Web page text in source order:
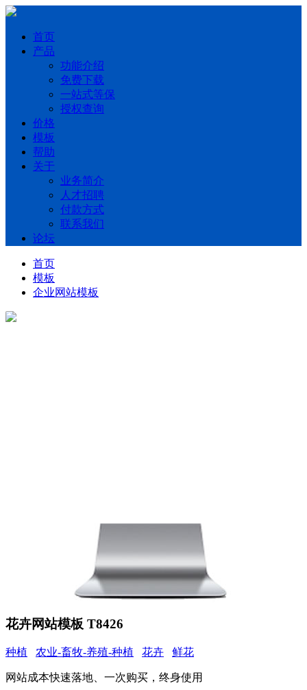
首页
产品
功能介绍
免费下载
一站式等保
授权查询
价格
模板
帮助
关于
业务简介
人才招聘
付款方式
联系我们
论坛
首页
模板
企业网站模板
花卉网站模板 T8426
种植 农业-畜牧-养殖-种植 花卉 鲜花
网站成本快速落地、一次购买，终身使用